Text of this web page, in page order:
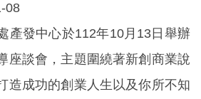
08
產發中心於112年10月13日舉辦
座談會，主題圍繞著新創商業說
造成功的創業人生以及你所不知